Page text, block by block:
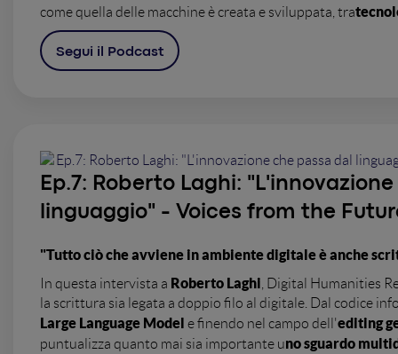
come quella delle macchine è creata e sviluppata, tra
Segui il Podcast
Ep.7: Roberto Laghi:
linguaggio" - Voices from the
"Tutto ciò che avviene in ambiente digitale è anche
In questa intervista a Roberto Laghi , Digital Humanities
la scrittura sia legata a doppio filo al digitale. Dal codice
Large Language Model e finendo nel campo dell'editing
puntualizza quanto mai sia importante uno sguardo